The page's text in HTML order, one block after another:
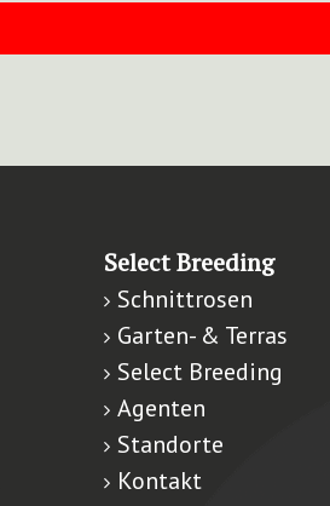
Select Breeding
Schnittrosen
Garten- & Terras
Select Breeding
Agenten
Standorte
Kontakt